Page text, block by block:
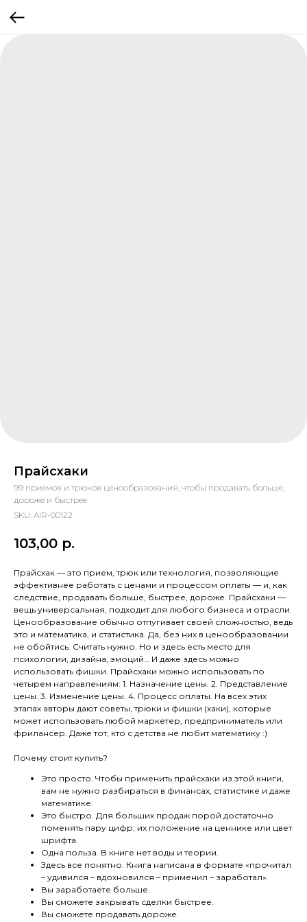
Прайсхаки
99 приемов и трюков ценообразования, чтобы продавать больше,
дороже и быстрее
SKU: AIR-00122
103,00 р.
Прайсхак — это прием, трюк или технология, позволяющие
эффективнее работать с ценами и процессом оплаты — и, как
следствие, продавать больше, быстрее, дороже. Прайсхаки —
вещь универсальная, подходит для любого бизнеса и отрасли.
Ценообразование обычно отпугивает своей сложностью, ведь
это и математика, и статистика. Да, без них в ценообразовании
не обойтись. Считать нужно. Но и здесь есть место для
психологии, дизайна, эмоций… И даже здесь можно
использовать фишки. Прайсхаки можно использовать по
четырем направлениям: 1. Назначение цены. 2. Представление
цены. 3. Изменение цены. 4. Процесс оплаты. На всех этих
этапах авторы дают советы, трюки и фишки (хаки), которые
может использовать любой маркетер, предприниматель или
фрилансер. Даже тот, кто с детства не любит математику :)
Почему стоит купить?
Это просто. Чтобы применить прайсхаки из этой книги,
вам не нужно разбираться в финансах, статистике и даже
математике.
Это быстро. Для больших продаж порой достаточно
поменять пару цифр, их положение на ценнике или цвет
шрифта.
Одна польза. В книге нет воды и теории.
Здесь все понятно. Книга написана в формате «прочитал
– удивился – вдохновился – применил – заработал».
Вы заработаете больше.
Вы сможете закрывать сделки быстрее.
Вы сможете продавать дороже.